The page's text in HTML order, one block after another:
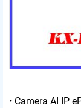
• Camera AI IP